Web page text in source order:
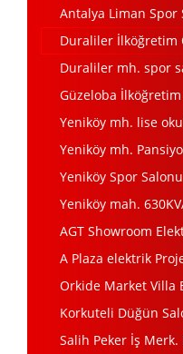
Antalya Liman Spor
Duraliler İlköğretim
Duraliler mh. spor
Güzeloba
Yeniköy mh. lise
Yeniköy mh.
Yeniköy Spor
Yeniköy mah.
AGT Showroom
A Plaza elektrik
Orkide Market Villa
Korkuteli Düğün
Salih Peker İş Merk.